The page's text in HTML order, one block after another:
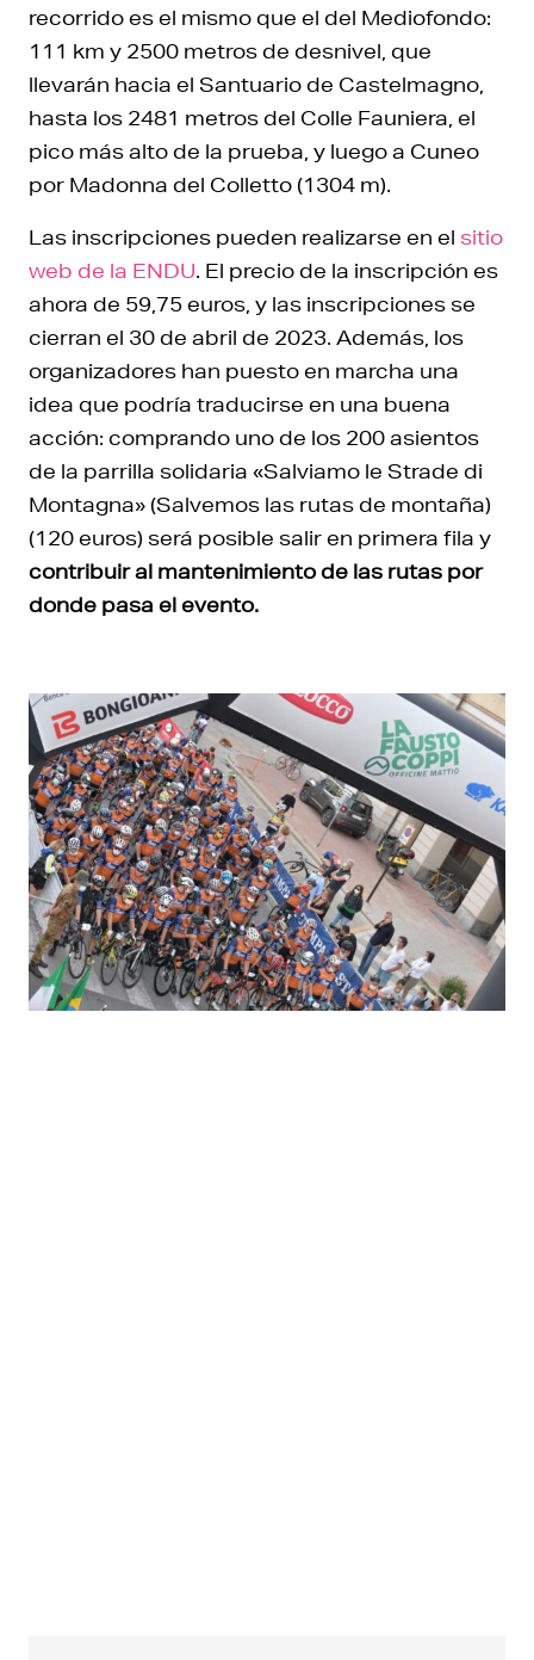
recorrido es el mismo que el del Mediofondo:
111 km y 2500 metros de desnivel, que
llevarán hacia el Santuario de Castelmagno,
hasta los 2481 metros del Colle Fauniera, el
pico más alto de la prueba, y luego a Cuneo
por Madonna del Colletto (1304 m).
Las inscripciones pueden realizarse en el sitio
web de la ENDU. El precio de la inscripción es
ahora de 59,75 euros, y las inscripciones se
cierran el 30 de abril de 2023. Además, los
organizadores han puesto en marcha una
idea que podría traducirse en una buena
acción: comprando uno de los 200 asientos
de la parrilla solidaria «Salviamo le Strade di
Montagna» (Salvemos las rutas de montaña)
(120 euros) será posible salir en primera fila y
contribuir al mantenimiento de las rutas por
donde pasa el evento.